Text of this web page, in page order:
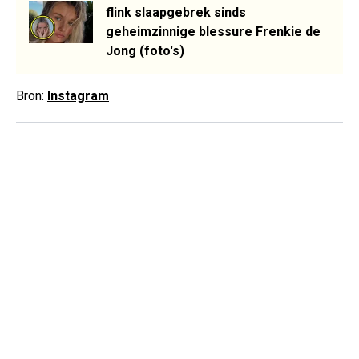
flink slaapgebrek sinds
geheimzinnige blessure Frenkie de
Jong (foto's)
Bron: Instagram